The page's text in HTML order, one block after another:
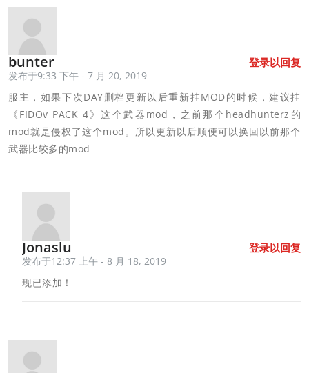
登录以回复
bunter
发布于9:33 下午 - 7 月 20, 2019
服主，如果下次DAY删档更新以后重新挂MOD的时候，建议挂
《FIDOv PACK 4》这个武器mod，之前那个headhunterz的
mod就是侵权了这个mod。所以更新以后顺便可以换回以前那个
武器比较多的mod
登录以回复
Jonaslu
发布于12:37 上午 - 8 月 18, 2019
现已添加！